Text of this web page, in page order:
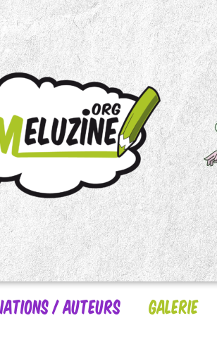
/ Auteurs Galerie